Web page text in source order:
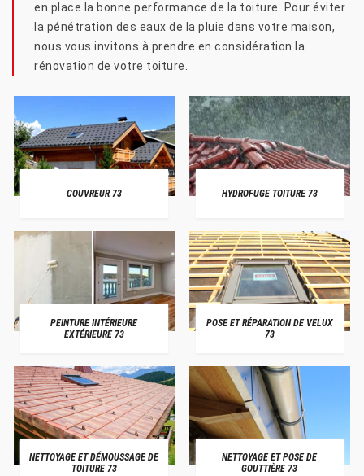
en place la bonne performance de la toiture. Pour éviter
la pénétration des eaux de la pluie dans votre maison,
nous vous invitons à prendre en considération la
rénovation de votre toiture.
COUVREUR 73 HYDROFUGE TOITURE 73
PEINTURE INTÉRIEURE
EXTÉRIEURE 73
POSE ET RÉPARATION DE VELUX
73
NETTOYAGE ET DÉMOUSSAGE DE
TOITURE 73
NETTOYAGE ET POSE DE
GOUTTIÈRE 73